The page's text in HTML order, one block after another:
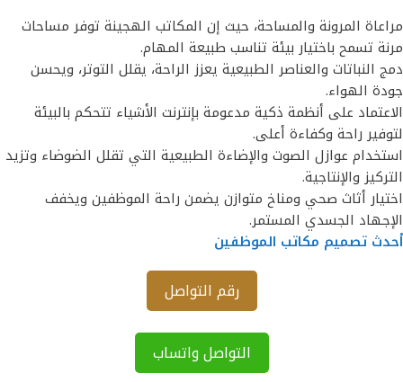
مراعاة المرونة والمساحة، حيث إن المكاتب الهجينة توفر مساحات
مرنة تسمح باختيار بيئة تناسب طبيعة المهام.
دمج النباتات والعناصر الطبيعية يعزز الراحة، يقلل التوتر، ويحسن
جودة الهواء.
الاعتماد على أنظمة ذكية مدعومة بإنترنت الأشياء تتحكم بالبيئة
لتوفير راحة وكفاءة أعلى.
استخدام عوازل الصوت والإضاءة الطبيعية التي تقلل الضوضاء وتزيد
التركيز والإنتاجية.
اختيار أثاث صحي ومناخ متوازن يضمن راحة الموظفين ويخفف
الإجهاد الجسدي المستمر.
أحدث تصميم مكاتب الموظفين
رقم التواصل
التواصل واتساب